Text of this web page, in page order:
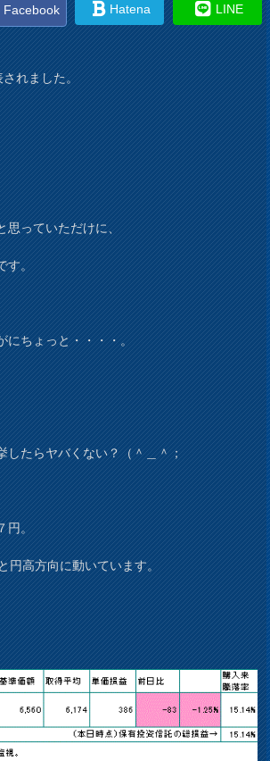
Facebook Hatena LINE
れました。
思っていただけに、
す。
にちょっと・・・・。
したらヤバくない？（＾＿＾；
円。
円高方向に動いています。